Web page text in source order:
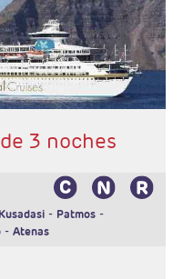
3 noches
Kusadasi- Patmos-
- Atenas